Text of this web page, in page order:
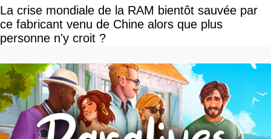
La crise mondiale de la RAM bientôt sauvée par
ce fabricant venu de Chine alors que plus
personne n'y croit ?